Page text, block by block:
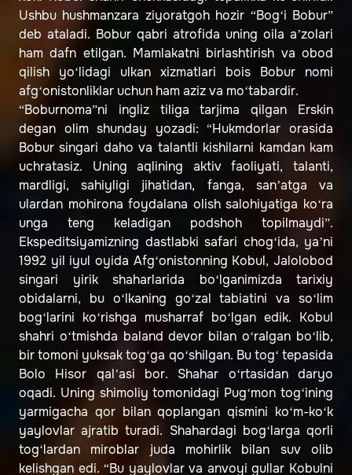
Ushbu hushmanzara ziyoratgoh hozir “Bog‘i Bobur”
deb ataladi. Bobur qabri atrofida uning oila a’zolari
ham dafn etilgan. Mamlakatni birlashtirish va obod
qilish yo‘lidagi ulkan xizmatlari bois Bobur nomi
afg‘onistonliklar uchun ham aziz va mo‘tabardir.
“Boburnoma”ni ingliz tiliga tarjima qilgan Erskin
degan olim shunday yozadi: “Hukmdorlar orasida
Bobur singari daho va talantli kishilarni kamdan kam
uchratasiz. Uning aqlining aktiv faoliyati, talanti,
mardligi, sahiyligi jihatidan, fanga, san’atga va
ulardan mohirona foydalana olish salohiyatiga ko‘ra
unga teng keladigan podshoh topilmaydi”.
Ekspeditsiyamizning dastlabki safari chog‘ida, ya’ni
1992 yil iyul oyida Afg‘onistonning Kobul, Jalolobod
singari yirik shaharlarida bo‘lganimizda tarixiy
obidalarni, bu o‘lkaning go‘zal tabiatini va so‘lim
bog‘larini ko‘rishga musharraf bo‘lgan edik. Kobul
shahri o‘tmishda baland devor bilan o‘ralgan bo‘lib,
bir tomoni yuksak tog‘ga qo‘shilgan. Bu tog‘ tepasida
Bolo Hisor qal’asi bor. Shahar o‘rtasidan daryo
oqadi. Uning shimoliy tomonidagi Pug‘mon tog‘ining
yarmigacha qor bilan qoplangan qismini ko‘m-ko‘k
yaylovlar ajratib turadi. Shahardagi bog‘larga qorli
tog‘lardan miroblar juda mohirlik bilan suv olib
kelishgan edi. “Bu yaylovlar va anvoyi gullar Kobulni